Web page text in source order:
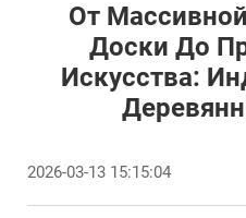
От
Доски До
Искусства:
2026-03-13 15:15:04